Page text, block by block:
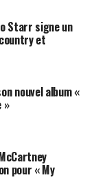
ICI
Starr signe un
et
nouvel album «
»
pour « My